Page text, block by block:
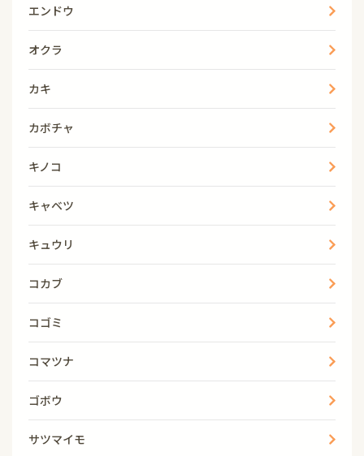
エンドウ
オクラ
カキ
カボチャ
キノコ
キャベツ
キュウリ
コカブ
コゴミ
コマツナ
ゴボウ
サツマイモ